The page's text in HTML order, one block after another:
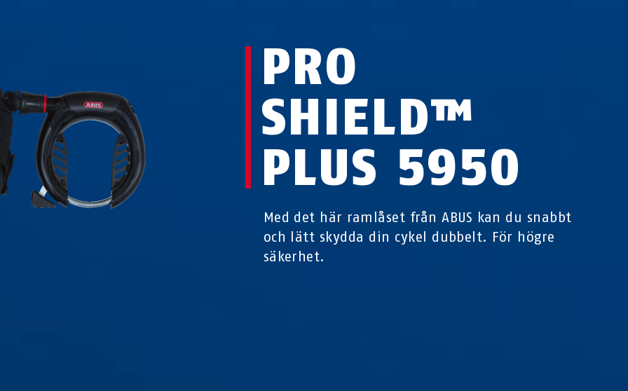
PRO
SHIELD™
PLUS 5950
Med det här ramlåset från ABUS kan du snabbt
och lätt skydda din cykel dubbelt. För högre
säkerhet.